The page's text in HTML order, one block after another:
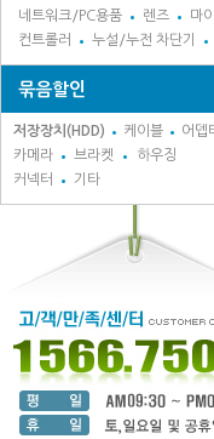
네트워크/PC용품
렌즈
마
컨트롤러
누설/누전 차단기
묶음할인
저장장치(HDD) 케이블
어뎁
카메라
브라켓
하우징
커넥터
기타